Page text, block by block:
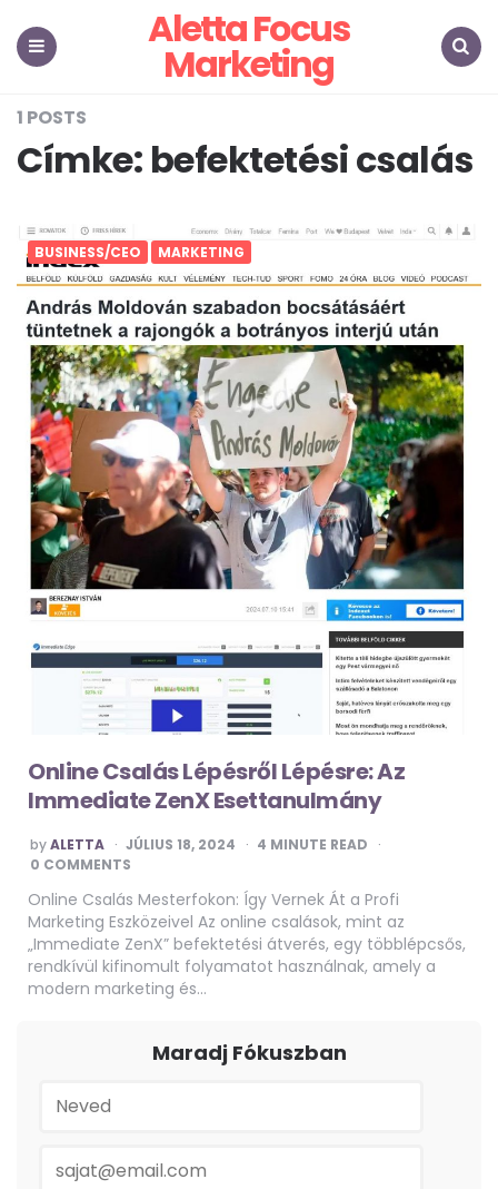
Aletta Focus
Marketing
1 POSTS
Címke: befektetési csalás
BUSINESS/CEO MARKETING
Online Csalás Lépésről Lépésre: Az
Immediate ZenX Esettanulmány
POSTED
BY
byALETTA JÚLIUS 18, 2024 4 MINUTE READ
0 COMMENTS
Online Csalás Mesterfokon: Így Vernek Át a Profi
Marketing Eszközeivel Az online csalások, mint az
„Immediate ZenX” befektetési átverés, egy többlépcsős,
rendkívül kifinomult folyamatot használnak, amely a
modern marketing és…
Maradj Fókuszban